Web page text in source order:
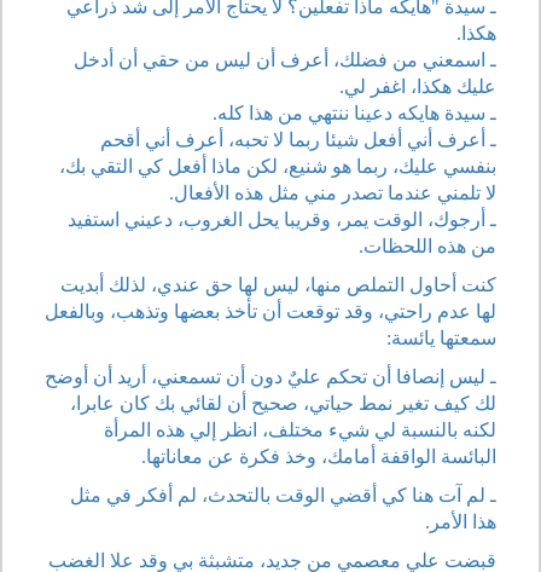
ـ سيدة "هايكه ماذا تفعلين؟ لا يحتاج الأمر إلى شد ذراعي
هكذا.
ـ اسمعني من فضلك، أعرف أن ليس من حقي أن أدخل
عليك هكذا، اغفر لي.
ـ سيدة هايكه دعينا ننتهي من هذا كله.
ـ أعرف أني أفعل شيئا ربما لا تحبه، أعرف أني أقحم
بنفسي عليك، ربما هو شنيع، لكن ماذا أفعل كي التقي بك،
لا تلمني عندما تصدر مني مثل هذه الأفعال.
ـ أرجوك، الوقت يمر، وقريبا يحل الغروب، دعيني استفيد
من هذه اللحظات.
كنت أحاول التملص منها، ليس لها حق عندي، لذلك أبديت
لها عدم راحتي، وقد توقعت أن تأخذ بعضها وتذهب، وبالفعل
سمعتها يائسة:
ـ ليس إنصافا أن تحكم عليٌ دون أن تسمعني، أريد أن أوضح
لك كيف تغير نمط حياتي، صحيح أن لقائي بك كان عابرا،
لكنه بالنسبة لي شيء مختلف، انظر إلي هذه المرأة
البائسة الواقفة أمامك، وخذ فكرة عن معاناتها.
ـ لم آت هنا كي أقضي الوقت بالتحدث، لم أفكر في مثل
هذا الأمر.
قبضت علي معصمي من جديد، متشبثة بي وقد علا الغضب